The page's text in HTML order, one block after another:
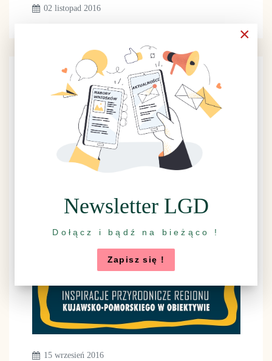
02 listopad 2016
Konkurs fotogragficzny
15 wrzesień 2016
×
Newsletter LGD
Dołącz i bądź na bieżąco !
Zapisz się !